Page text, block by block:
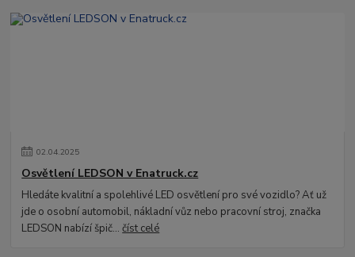
02.04.2025
Osvětlení LEDSON v Enatruck.cz
Hledáte kvalitní a spolehlivé LED osvětlení pro své vozidlo? Ať už
jde o osobní automobil, nákladní vůz nebo pracovní stroj, značka
LEDSON nabízí špič...číst celé